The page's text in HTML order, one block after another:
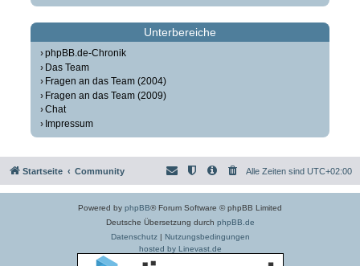
Unterbereiche
phpBB.de-Chronik
Das Team
Fragen an das Team (2004)
Fragen an das Team (2009)
Chat
Impressum
Startseite Community Alle Zeiten sind UTC+02:00
Powered by phpBB® Forum Software © phpBB Limited
Deutsche Übersetzung durch phpBB.de
Datenschutz| Nutzungsbedingungen
hosted by Linevast.de